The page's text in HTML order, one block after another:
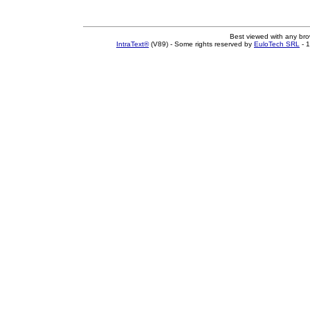
Best viewed with any
IntraText®(V89) - Some rights reserved by EuloTech SRL -